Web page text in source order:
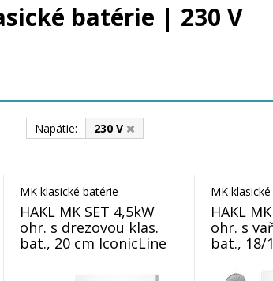
batérie | 230 V
Napätie: 230 V
MK klasické batérie
HAKL MK SET 4,5kW
ohr. s drezovou klas.
bat., 20 cm IconicLine
MK
HAKL
ohr. s
bat., 18/